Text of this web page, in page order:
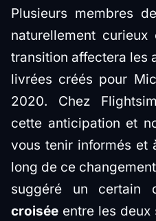
Plusieurs membres
naturellement
transition affectera les
livrées créés pour
2020. Chez
cette anticipation et
vous tenir informés et
long de ce
suggéré un certain
croisée entre les deux